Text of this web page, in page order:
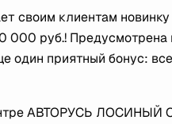
своим клиентам
000 руб.!
один приятный бонус:
АВТОРУСЬ